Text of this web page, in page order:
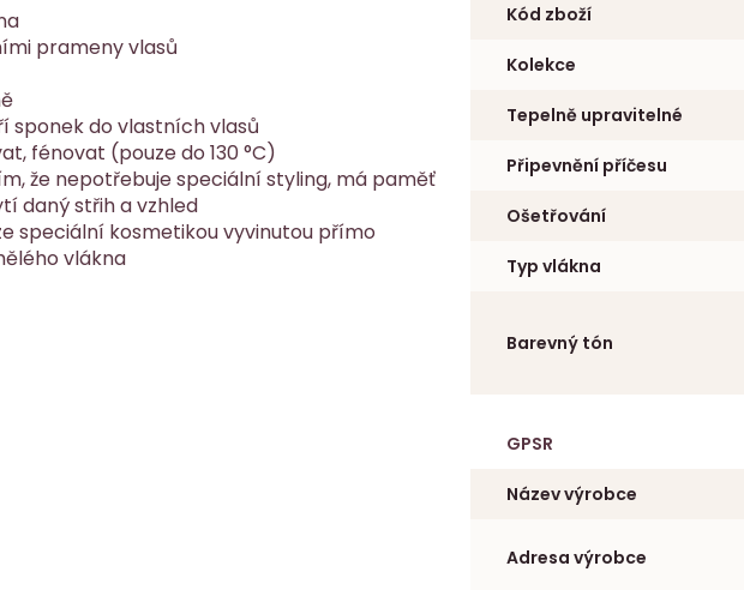
prameny vlasů
sponek do vlastních vlasů
fénovat (pouze do 130 °C)
že nepotřebuje speciální styling, má paměť
daný střih a vzhled
speciální kosmetikou vyvinutou přímo
vlákna
Kód zboží
Kolekce
Tepelně upravitelné
Připevnění příčesu
Ošetřování
Typ vlákna
Barevný tón
GPSR
Název výrobce
Adresa výrobce